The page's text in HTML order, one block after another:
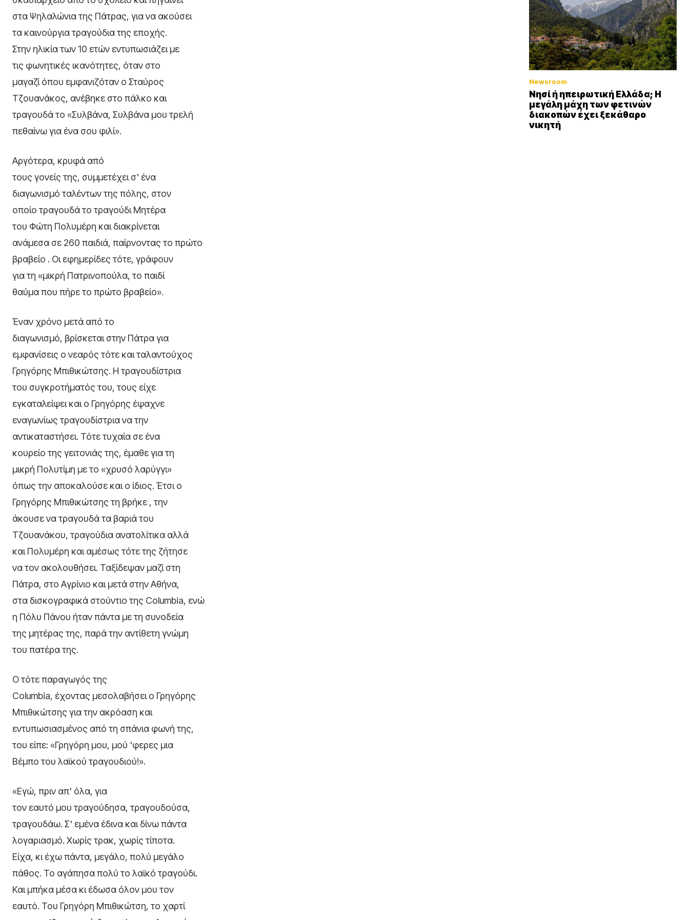
στα Ψηλαλώνια της Πάτρας, για να ακούσει
τα καινούργια τραγούδια της εποχής.
Στην ηλικία των 10 ετών εντυπωσιάζει με
τις φωνητικές ικανότητες, όταν στο
μαγαζί όπου εμφανιζόταν ο Σταύρος
Τζουανάκος, ανέβηκε στο πάλκο και
τραγουδά το «Συλβάνα, Συλβάνα μου τρελή
πεθαίνω για ένα σου φιλί».
Αργότερα, κρυφά από
τους γονείς της, συμμετέχει σ' ένα
διαγωνισμό ταλέντων της πόλης, στον
οποίο τραγουδά το τραγούδι Μητέρα
του Φώτη Πολυμέρη και διακρίνεται
ανάμεσα σε 260 παιδιά, παίρνοντας το πρώτο
βραβείο . Οι εφημερίδες τότε, γράφουν
για τη «μικρή Πατρινοπούλα, το παιδί
θαύμα που πήρε το πρώτο βραβείο».
Έναν χρόνο μετά από το
διαγωνισμό, βρίσκεται στην Πάτρα για
εμφανίσεις ο νεαρός τότε και ταλαντούχος
Γρηγόρης Μπιθικώτσης. Η τραγουδίστρια
του συγκροτήματός του, τους είχε
εγκαταλείψει και ο Γρηγόρης έψαχνε
εναγωνίως τραγουδίστρια να την
αντικαταστήσει. Τότε τυχαία σε ένα
κουρείο της γειτονιάς της, έμαθε για τη
μικρή Πολυτίμη με το «χρυσό λαρύγγι»
όπως την αποκαλούσε και ο ίδιος. Έτσι ο
Γρηγόρης Μπιθικώτσης τη βρήκε , την
άκουσε να τραγουδά τα βαριά του
Τζουανάκου, τραγούδια ανατολίτικα αλλά
και Πολυμέρη και αμέσως τότε της ζήτησε
να τον ακολουθήσει. Ταξίδεψαν μαζί στη
Πάτρα, στο Αγρίνιο και μετά στην Αθήνα,
στα δισκογραφικά στούντιο της Columbia, ενώ
η Πόλυ Πάνου ήταν πάντα με τη συνοδεία
της μητέρας της, παρά την αντίθετη γνώμη
του πατέρα της.
Ο τότε παραγωγός της
Columbia, έχοντας μεσολαβήσει ο Γρηγόρης
Μπιθικώτσης για την ακρόαση και
εντυπωσιασμένος από τη σπάνια φωνή της,
του είπε: «Γρηγόρη μου, μού 'φερες μια
Βέμπο του λαϊκού τραγουδιού!».
«Εγώ, πριν απ' όλα, για
τον εαυτό μου τραγούδησα, τραγουδούσα,
τραγουδάω. Σ' εμένα έδινα και δίνω πάντα
λογαριασμό. Χωρίς τρακ, χωρίς τίποτα.
Είχα, κι έχω πάντα, μεγάλο, πολύ μεγάλο
πάθος. Το αγάπησα πολύ το λαϊκό τραγούδι.
Και μπήκα μέσα κι έδωσα όλον μου τον
εαυτό. Του Γρηγόρη Μπιθικώτση, το χαρτί
Newsroom
Νησί ή ηπειρωτική Ελλάδα; Η
μεγάλη μάχη των φετινών
διακοπών έχει ξεκάθαρο
νικητή